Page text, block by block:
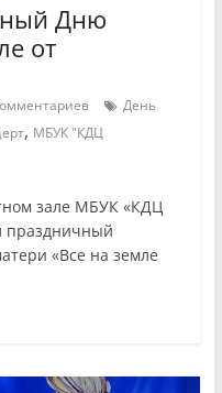
Дню
от
День
, МБУК "КДЦ
зале МБУК «КДЦ
праздничный
«Все на земле